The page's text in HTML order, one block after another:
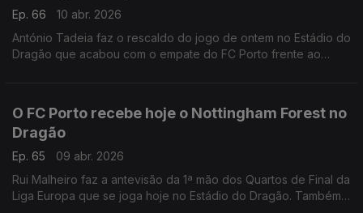
Ep. 66
10 abr. 2026
António Tadeia faz o rescaldo do jogo de ontem no Estádio do
Dragão que acabou com o empate do FC Porto frente ao
O FC Porto recebe hoje o Nottingham Forest no
Dragão
Ep. 65
09 abr. 2026
Rui Malheiro faz a antevisão da 1ª mão dos Quartos de Final da
Liga Europa que se joga hoje no Estádio do Dragão. Também